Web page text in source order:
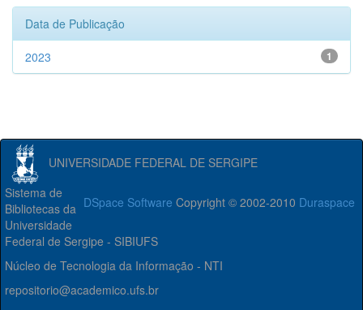
Data de Publicação
1
2023
UNIVERSIDADE FEDERAL DE SERGIPE
DSpace Software Copyright © 2002-2010 Duraspace
Sistema de
Bibliotecas da
Universidade
Federal de Sergipe - SIBIUFS
Núcleo de Tecnologia da Informação - NTI
repositorio@academico.ufs.br